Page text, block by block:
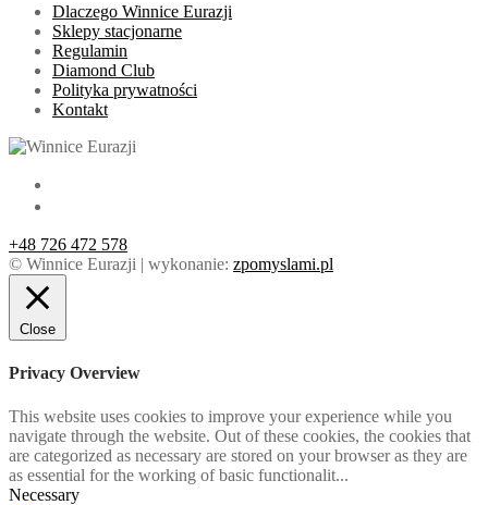
Dlaczego Winnice Eurazji
Sklepy stacjonarne
Regulamin
Diamond Club
Polityka prywatności
Kontakt
+48 726 472 578
© Winnice Eurazji | wykonanie: zpomyslami.pl
Close
Privacy Overview
This website uses cookies to improve your experience while you
navigate through the website. Out of these cookies, the cookies that
are categorized as necessary are stored on your browser as they are
as essential for the working of basic functionalit...
Necessary